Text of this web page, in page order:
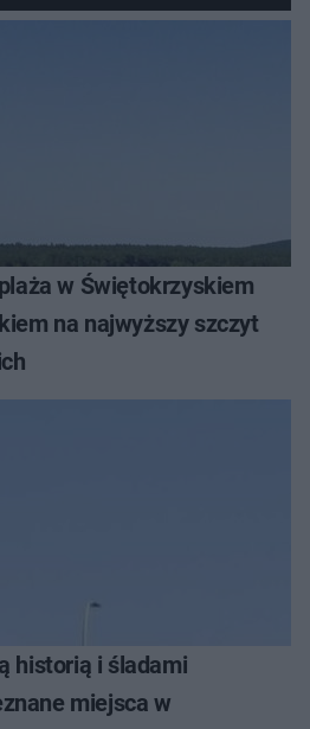
w Świętokrzyskiem
na najwyższy szczyt
historią i śladami
miejsca w